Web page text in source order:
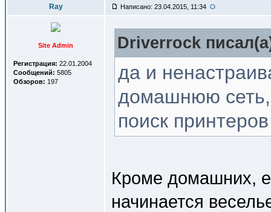
Ray Написано: 23.04.2015, 11:34
Site Admin
Регистрация: 22.01.2004
Сообщений: 5805
Обзоров: 197
Driverrock
да и
домашнюю сеть,
поиск
Кроме домашних,
начинается